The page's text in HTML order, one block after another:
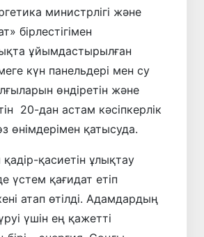
министрлігі және
бірлестігімен
ұйымдастырылған
күн панельдері мен су
өндіретін және
20-дан астам кәсіпкерлік
өнімдерімен қатысуда.
қадір-қасиетін ұлықтау
үстем қағидат етіп
атап өтілді. Адамдардың
үшін ең қажетті